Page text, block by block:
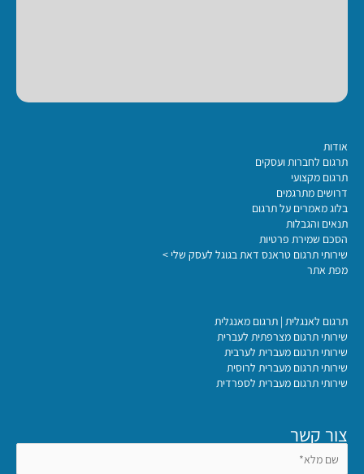
אודות
תרגום לחברות ועסקים
תרגום מקצועי
דרושים מתרגמים
בלוג מאמרים על תרגום
תנאים והגבלות
הסכם שמירת פרטיות
שירותי תרגום טראנס דאת בגוגל לעסק שלי >
מפת אתר
תרגום לאנגלית | תרגום מאנגלית
שירותי תרגום מצרפתית לעברית
שירותי תרגום מעברית לערבית
שירותי תרגום מעברית לרוסית
שירותי תרגום מעברית לספרדית
צור קשר